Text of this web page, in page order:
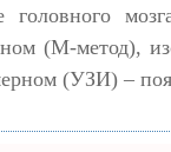
головного
(М-метод),
(УЗИ) –